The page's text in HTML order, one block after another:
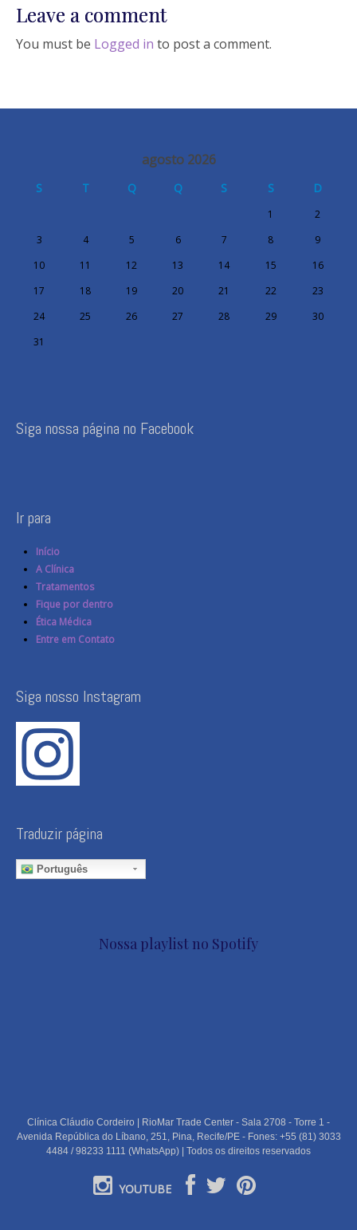
Leave a comment
You must be Logged in to post a comment.
agosto 2026
S T Q Q S S D
1
2
3
4 5 6 7 8
9
10
11 12 13 14 15
16
17
18 19 20 21 22
23
24
25 26 27 28 29
30
31
Siga nossa página no Facebook
Ir para
Início
A Clínica
Tratamentos
Fique por dentro
Ética Médica
Entre em Contato
Siga nosso Instagram
Traduzir página
Português
Nossa playlist no Spotify
Clínica Cláudio Cordeiro | RioMar Trade Center - Sala 2708 - Torre 1 -
Avenida República do Líbano, 251, Pina, Recife/PE - Fones: +55 (81) 3033
4484 / 98233 1111 (WhatsApp) | Todos os direitos reservados
YOUTUBE